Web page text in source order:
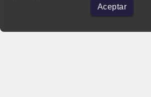
Aceptar